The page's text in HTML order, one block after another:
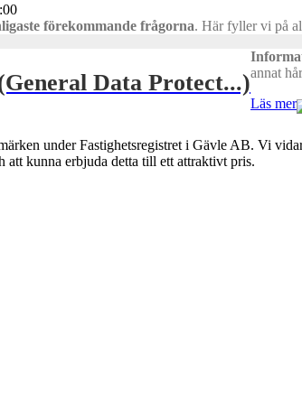
förekommande frågorna. Här fyller vi på
Data Protect...)annat
Läs mer
under Fastighetsregistret i Gävle AB. Vi
att kunna erbjuda detta till ett attraktivt pris.